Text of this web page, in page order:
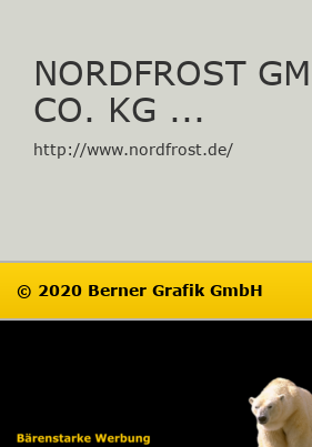
NORDFROST
CO. KG ...
http://www.nordfrost.de/
© 2020 Berner Grafik GmbH